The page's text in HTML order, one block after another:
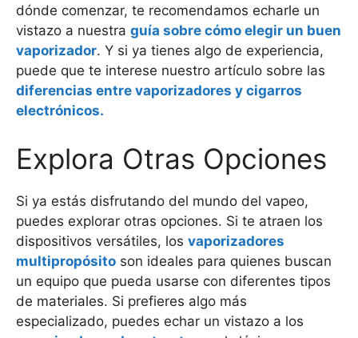
dónde comenzar, te recomendamos echarle un
vistazo a nuestra guía sobre cómo elegir un buen
vaporizador. Y si ya tienes algo de experiencia,
puede que te interese nuestro artículo sobre las
diferencias entre vaporizadores y cigarros
electrónicos.
Explora Otras Opciones
Si ya estás disfrutando del mundo del vapeo,
puedes explorar otras opciones. Si te atraen los
dispositivos versátiles, los vaporizadores
multipropósito son ideales para quienes buscan
un equipo que pueda usarse con diferentes tipos
de materiales. Si prefieres algo más
especializado, puedes echar un vistazo a los